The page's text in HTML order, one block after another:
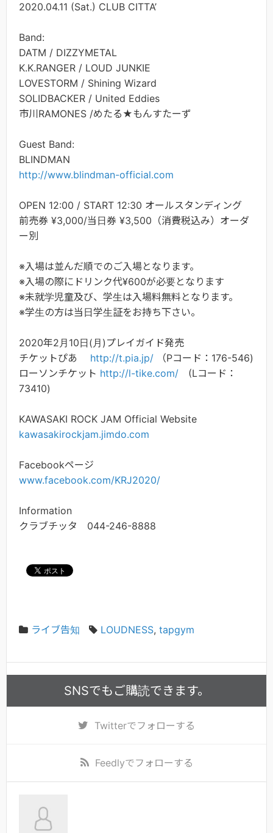
2020.04.11 (Sat.) CLUB CITTA’
Band:
DATM / DIZZYMETAL
K.K.RANGER / LOUD JUNKIE
LOVESTORM / Shining Wizard
SOLIDBACKER / United Eddies
市川RAMONES /めたる★もんすたーず
Guest Band:
BLINDMAN
http://www.blindman-official.com
OPEN 12:00 / START 12:30 オールスタンディング
前売券 ¥3,000/当日券 ¥3,500（消費税込み）オーダ
ー別
※入場は並んだ順でのご入場となります。
※入場の際にドリンク代¥600が必要となります
※未就学児童及び、学生は入場料無料となります。
※学生の方は当日学生証をお持ち下さい。
2020年2月10日(月)プレイガイド発売
チケットぴあ http://t.pia.jp/ （Pコード：176-546)
ローソンチケット http://l-tike.com/ (Lコード：
73410)
KAWASAKI ROCK JAM Official Website
kawasakirockjam.jimdo.com
Facebookページ
www.facebook.com/KRJ2020/
Information
クラブチッタ 044-246-8888
ライブ告知 LOUDNESS, tapgym
SNSでもご購読できます。
Twitterでフォローする
Feedlyでフォローする